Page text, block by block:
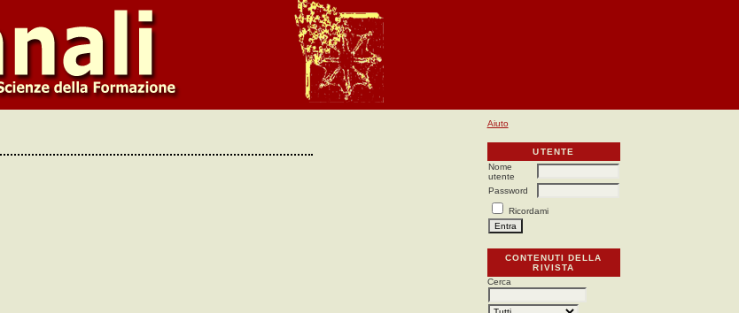
Aiuto
UTENTE
Nome
utente
Password
Ricordami
CONTENUTI DELLA
RIVISTA
Cerca